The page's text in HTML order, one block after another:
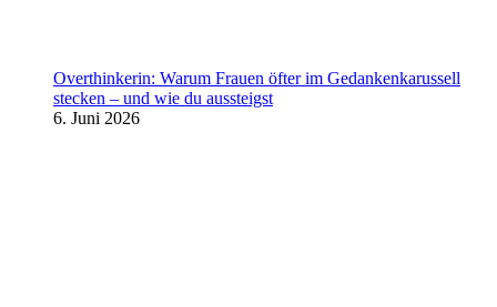
Overthinkerin: Warum Frauen öfter im Gedankenkarussell
stecken – und wie du aussteigst
6. Juni 2026